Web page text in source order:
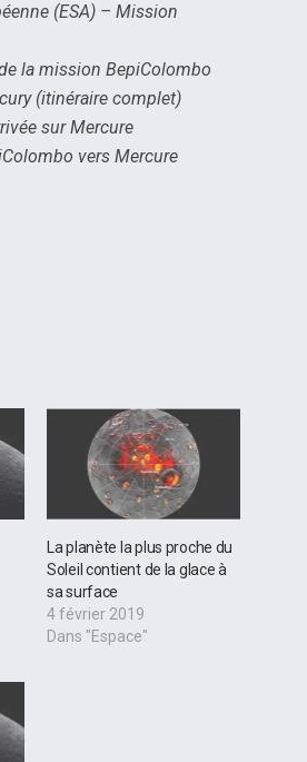
(ESA) – Mission
la mission BepiColombo⁠
(itinéraire complet)⁠
sur Mercure⁠
vers Mercure⁠
La planète la plus proche du
Soleil contient de la glace à
sa surface
4 février 2019
Dans "Espace"